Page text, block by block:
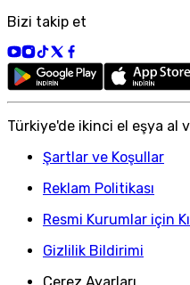
Bizi takip et
Türkiye'de ikinci el eşya al
Şartlar ve Koşullar
Reklam Politikası
Resmi Kurumlar için
Gizlilik Bildirimi